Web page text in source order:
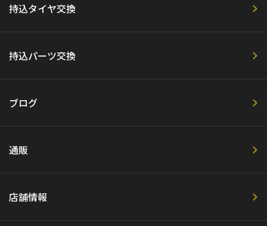
持込タイヤ交換
持込パーツ交換
ブログ
通販
店舗情報